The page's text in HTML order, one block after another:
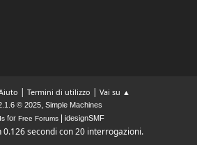
| Termini di utilizzo | Vai su ▲
© 2025, Simple Machines
for Free Forums| idesignSMF
0.126 secondi con 20 interrogazioni.